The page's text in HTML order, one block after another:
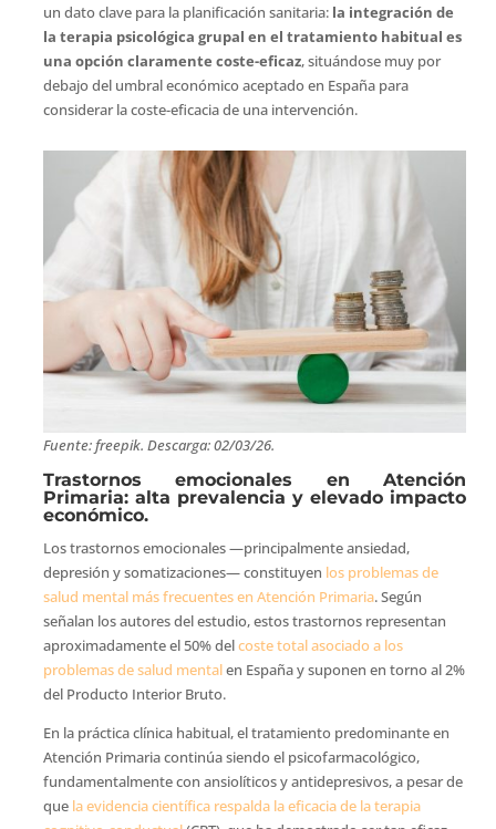
un dato clave para la planificación sanitaria: la integración de
la terapia psicológica grupal en el tratamiento habitual es
una opción claramente coste-eficaz, situándose muy por
debajo del umbral económico aceptado en España para
considerar la coste-eficacia de una intervención.
Fuente: freepik. Descarga: 02/03/26.
Trastornos emocionales en Atención
Primaria: alta prevalencia y elevado impacto
económico.
Los trastornos emocionales —principalmente ansiedad,
depresión y somatizaciones— constituyen los problemas de
salud mental más frecuentes en Atención Primaria. Según
señalan los autores del estudio, estos trastornos representan
aproximadamente el 50% delcoste total asociado a los
problemas de salud mentalen España y suponen en torno al 2%
del Producto Interior Bruto.
En la práctica clínica habitual, el tratamiento predominante en
Atención Primaria continúa siendo el psicofarmacológico,
fundamentalmente con ansiolíticos y antidepresivos, a pesar de
que la evidencia científica respalda la eficacia de la terapia